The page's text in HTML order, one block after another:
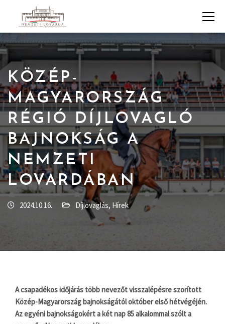
KÖZÉP-
MAGYARORSZÁG
RÉGIÓ DÍJLOVAGLÓ
BAJNOKSÁG A
NEMZETI
LOVARDÁBAN
2024.10.16. Díjlovaglás, Hírek
A csapadékos időjárás több nevezőt visszalépésre szorított
Közép-Magyarország bajnokságától október első hétvégéjén.
Az egyéni bajnokságokért a két nap 85 alkalommal szólt a